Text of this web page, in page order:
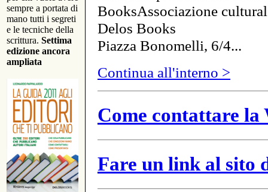
sempre a portata di
mano tutti i segreti
e le tecniche della
scrittura. Settima
edizione ancora
ampliata
BooksAssociazione
Delos Books
Piazza Bonomelli, 6/4...
Continua all'interno >
Come contattare
Fare un link al sito